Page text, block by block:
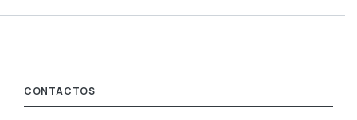
CONTACTOS